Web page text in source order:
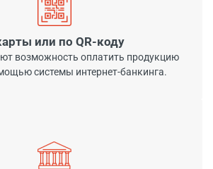
или по QR-коду
возможность оплатить продукцию
системы интернет-банкинга.